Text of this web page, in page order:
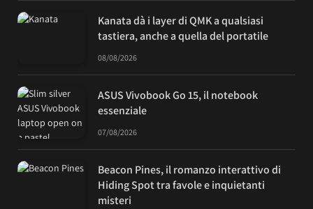
Kanata dà i layer di QMK a qualsiasi
tastiera, anche a quella del portatile
08/08/2026
ASUS Vivobook Go 15, il notebook
essenziale
07/08/2026
Beacon Pines, il romanzo interattivo di
Hiding Spot tra favole e inquietanti
misteri